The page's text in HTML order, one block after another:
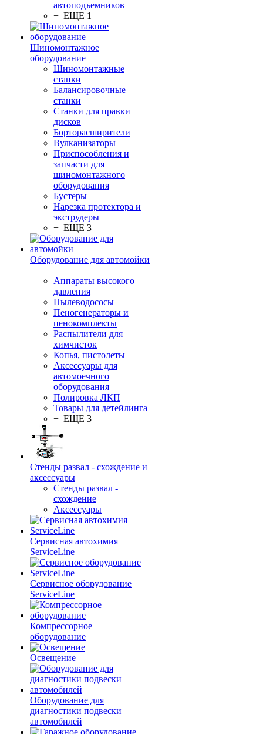
автоподъемников
+ ЕЩЕ 1
Шиномонтажное
оборудование
Шиномонтажные
станки
Балансировочные
станки
Станки для правки
дисков
Борторасширители
Вулканизаторы
Приспособления и
запчасти для
шиномонтажного
оборудования
Бустеры
Нарезка протектора и
экструдеры
+ ЕЩЕ 3
Оборудование для автомойки
Аппараты высокого
давления
Пылеводососы
Пеногенераторы и
пенокомплекты
Распылители для
химчисток
Копья, пистолеты
Аксессуары для
автомоечного
оборудования
Полировка ЛКП
Товары для детейлинга
+ ЕЩЕ 3
Стенды развал - схождение и
аксессуары
Стенды развал -
схождение
Аксессуары
Сервисная автохимия
ServiceLine
Сервисное оборудование
ServiceLine
Компрессорное
оборудование
Освещение
Оборудование для
диагностики подвески
автомобилей